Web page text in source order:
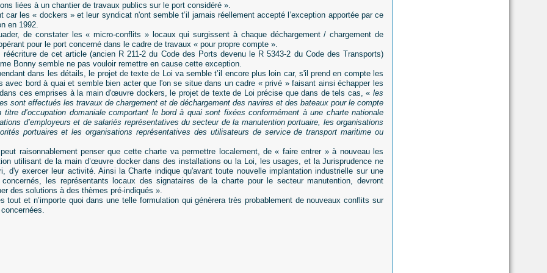
liées à un chantier de travaux publics sur le port considéré ».
car les « dockers » et leur syndicat n'ont semble t’il jamais réellement accepté l’exception apportée par ce
en 1992.
de constater les « micro-conflits » locaux qui surgissent à chaque déchargement / chargement de
pour le port concerné dans le cadre de travaux « pour propre compte ».
de cet article (ancien R 211-2 du Code des Ports devenu le R 5343-2 du Code des Transports)
Bonny semble ne pas vouloir remettre en cause cette exception.
dans les détails, le projet de texte de Loi va semble t’il encore plus loin car, s'il prend en compte les
avec bord à quai et semble bien acter que l'on se situe dans un cadre « privé » faisant ainsi échapper les
ces emprises à la main d'œuvre dockers, le projet de texte de Loi précise que dans de tels cas, « les
sont effectués les travaux de chargement et de déchargement des navires et des bateaux pour le compte
titre d’occupation domaniale comportant le bord à quai sont fixées conformément à une charte nationale
d’employeurs et de salariés représentatives du secteur de la manutention portuaire, les organisations
portuaires et les organisations représentatives des utilisateurs de service de transport maritime ou
raisonnablement penser que cette charte va permettre localement, de « faire entrer » à nouveau les
utilisant de la main d’œuvre docker dans des installations ou la Loi, les usages, et la Jurisprudence ne
d'y exercer leur activité. Ainsi la Charte indique qu'avant toute nouvelle implantation industrielle sur une
les représentants locaux des signataires de la charte pour le secteur manutention, devront
des solutions à des thèmes pré-indiqués ».
tout et n’importe quoi dans une telle formulation qui génèrera très probablement de nouveaux conflits sur